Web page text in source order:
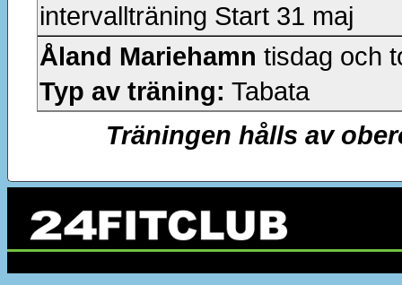
intervallträning Start 31 maj
Åland Mariehamn tisdag och
Typ av träning: Tabata
Träningen hålls av